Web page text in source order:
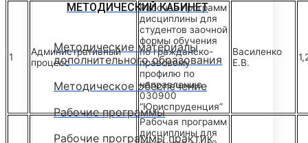
МЕТОДИЧЕСКИЙ КАБИНЕТ
Методические материалы
дополнительного образования
Методическое обеспечение
Рабочие программы
Рабочие программы практик
1
Административный
процесс
Рабочая программ
дисциплины для
студентов заочной
формы обучения
по гражданско-
правовому
профилю по
направлению
030900
“Юриспруденция”
Василенко
Е.В.
Рабочая программ
дисциплины для